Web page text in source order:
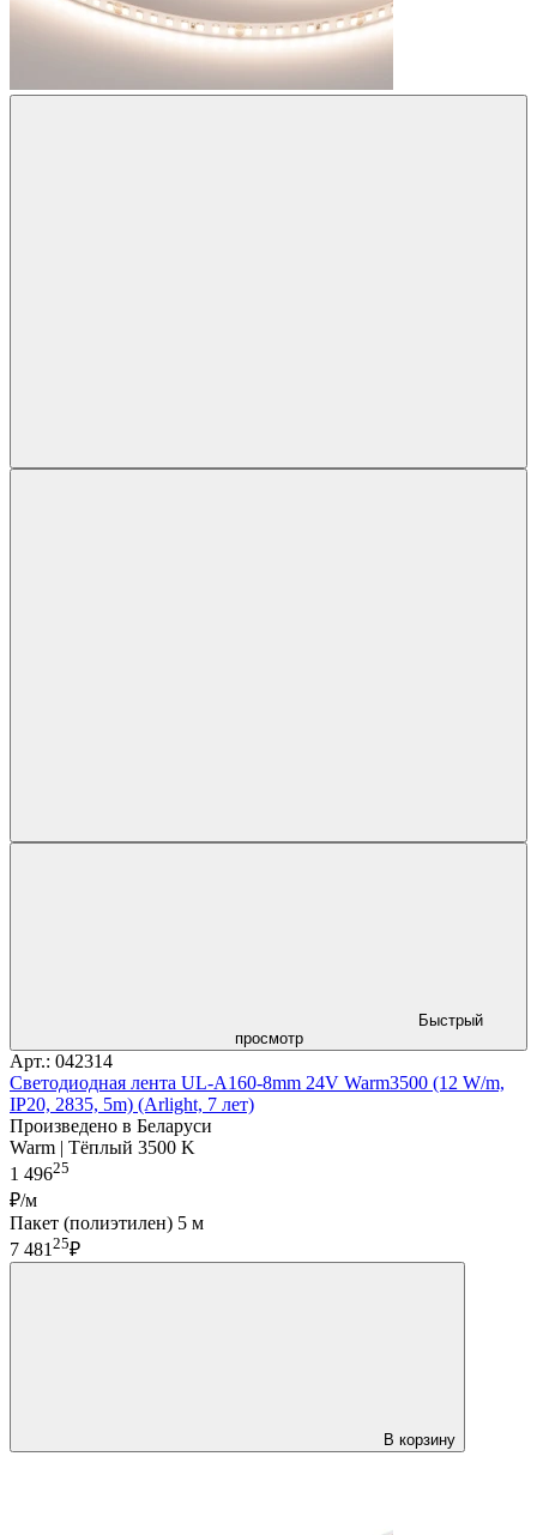
Быстрый
просмотр
Арт.: 042314
Светодиодная лента UL-A160-8mm 24V Warm3500 (12 W/m,
IP20, 2835, 5m) (Arlight, 7 лет)
Произведено в Беларуси
Warm | Тёплый 3500 K
1 49625
₽/м
Пакет (полиэтилен) 5 м
7 481 25₽
В корзину